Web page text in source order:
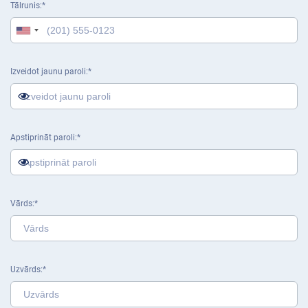
Tālrunis
Izveidot jaunu paroli
Apstiprināt paroli
Vārds
Uzvārds